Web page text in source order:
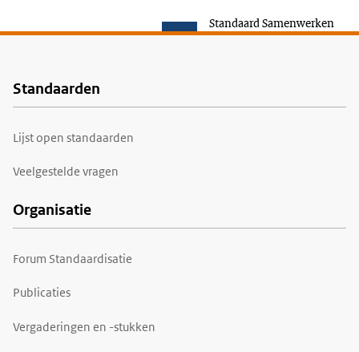
Standaard Samenwerken
Voet
Standaarden
Lijst open standaarden
Veelgestelde vragen
Organisatie
Forum Standaardisatie
Publicaties
Vergaderingen en -stukken